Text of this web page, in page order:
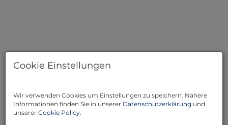
Highlights der Wohnung:
• Fenster auf beiden Seiten – sehr gute Durchlüftung
• Helle Wohnung mit freiem Himmelsblick
Cookie Einstellungen
Wir verwenden Cookies um Einstellungen zu speichern. Nähere
Informationen finden Sie in unserer Datenschutzerklärung und
unserer Cookie Policy.